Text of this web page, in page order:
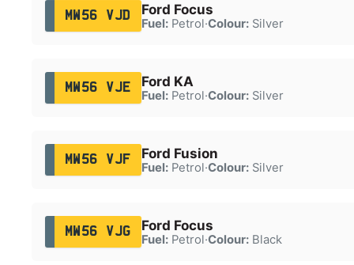
MW56 VJD Ford Focus
Fuel:Petrol·Colour:Silver
MW56 VJE Ford KA
Fuel:Petrol·Colour:Silver
MW56 VJF Ford Fusion
Fuel:Petrol·Colour:Silver
MW56 VJG Ford Focus
Fuel:Petrol·Colour:Black